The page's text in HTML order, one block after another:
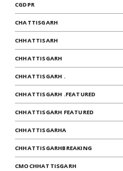
CGDPR
CHATTISGARH
CHHATTISARH
CHHATTISGARH
CHHATTISGARH .
CHHATTISGARH .FEATURED
CHHATTISGARH FEATURED
CHHATTISGARHA
CHHATTISGARHBREAKING
CMOCHHATTISGARH